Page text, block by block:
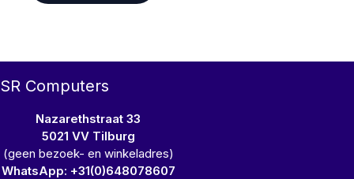
SR Computers
Nazarethstraat 33
5021 VV Tilburg
(geen bezoek- en winkeladres)
WhatsApp: +31(0)648078607